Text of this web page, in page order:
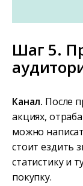
Шаг 5.
Канал. После
акциях,
можно
стоит ездить
статистику и
покупку.